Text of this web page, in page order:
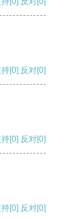
[0] 反对[0]
[0] 反对[0]
[0] 反对[0]